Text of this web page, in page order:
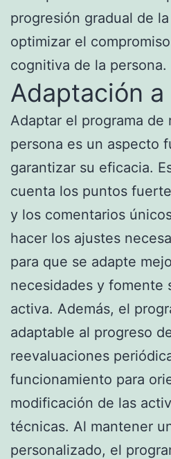
progresión gradual de
optimizar el
cognitiva de la persona.
Adaptación
Adaptar el programa de
persona es un aspecto
garantizar su eficacia.
cuenta los puntos
y los comentarios
hacer los ajustes
para que se adapte
necesidades y fomente
activa. Además, el
adaptable al progreso
reevaluaciones
funcionamiento para
modificación de las
técnicas. Al mantener
personalizado, el